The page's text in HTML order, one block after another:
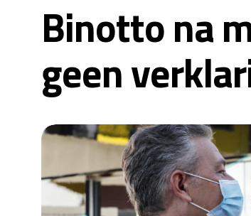
Binotto na
geen